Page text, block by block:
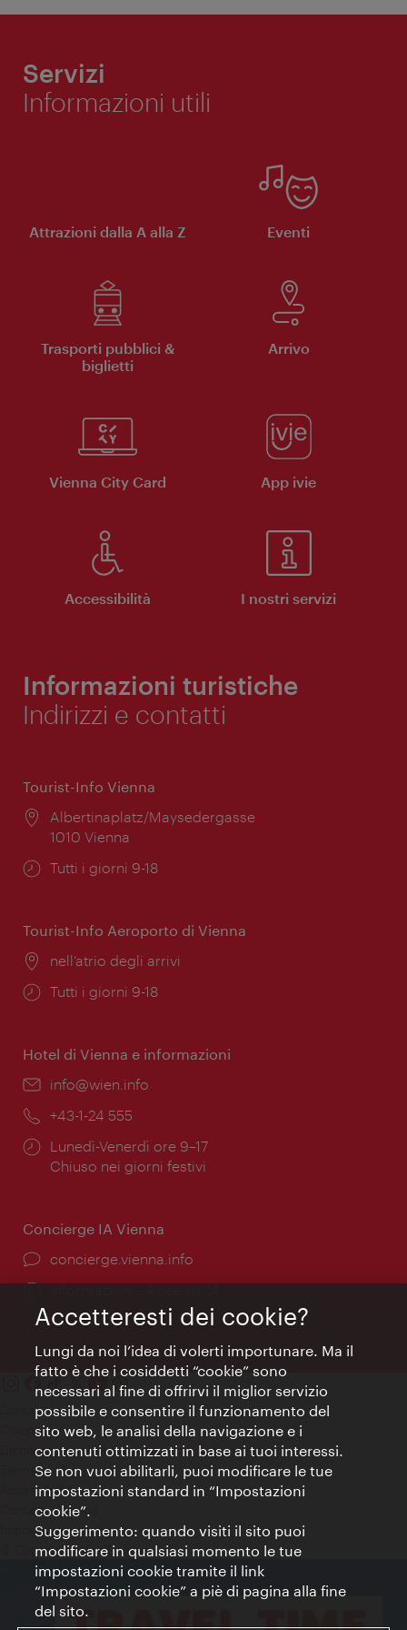
Servizi
Informazioni utili
Attrazioni dalla A alla Z Eventi
Trasporti pubblici &
biglietti
Arrivo
Vienna City Card App ivie
Accessibilità I nostri servizi
Informazioni turistiche
Indirizzi e contatti
Tourist-Info Vienna
Posizione:
Albertinaplatz/Maysedergasse
1010 Vienna
Orari
Tutti i giorni 9-18
Tourist-Info Aeroporto di Vienna
Posizione:
nell’atrio degli arrivi
Orari
Tutti i giorni 9-18
Hotel di Vienna e informazioni
Email:
info@wien.info
Telefono:
+43-1-24 555
Orari
di
Lunedì-Venerdì ore 9–17
Chiuso nei giorni festivi
Concierge IA Vienna
Ort:
concierge.vienna.info
Öffnungszeiten:
Informazioni 24 ore su 24
Contatti
Colophon
Dichiarazione sulla protezione dei dati
Terms of Use
Accessibilità
Contatto stampa
Impostazioni cookie
© Copyright WienTourismus
Accetteresti dei cookie?
Lungi da noi l’idea di volerti importunare. Ma il
fatto è che i cosiddetti “cookie” sono
necessari al fine di offrirvi il miglior servizio
possibile e consentire il funzionamento del
sito web, le analisi della navigazione e i
contenuti ottimizzati in base ai tuoi interessi.
Se non vuoi abilitarli, puoi modificare le tue
impostazioni standard in “Impostazioni
cookie”.
Suggerimento: quando visiti il sito puoi
modificare in qualsiasi momento le tue
impostazioni cookie tramite il link
“Impostazioni cookie” a piè di pagina alla fine
del sito.